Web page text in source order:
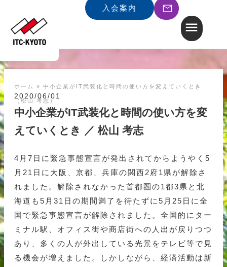
入会案内
ホーム » 中小企業がIT武装化と時間の使い方を変えていくとき
（松山 考志）
2020/06/01
中小企業がIT武装化と時間の使い方を変
えていくとき ／ 松山 考志
4月7日に緊急事態宣言が発出されてからようやく5
月21日に大阪、京都、兵庫の関西2府1県が解除さ
れました。解除されなかった首都圏の1都3県と北
海道も5月31日の期間満了を待たずに5月25日に全
国で緊急事態宣言が解除されました。全国的にター
ミナル駅、オフィス街や商店街への人出が戻りつつ
あり、多くの人が外出している光景をテレビ等で見
る機会が増えました。しかしながら、経済活動は新